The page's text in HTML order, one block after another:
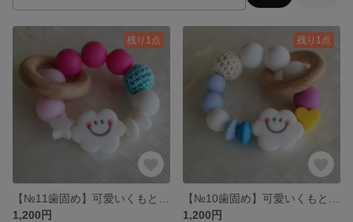
残り1点
1,200円
残り1点
1,200円